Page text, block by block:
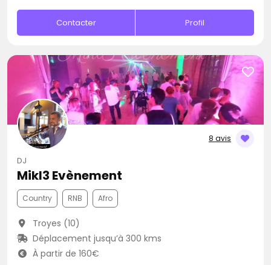
Contacter Profil
8 avis
DJ
Mikl3 Evènement
Country RNB Afro
Troyes (10)
Déplacement jusqu’à 300 kms
À partir de 160€